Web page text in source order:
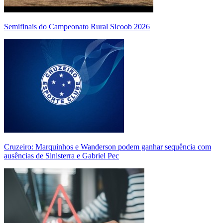
Semifinais do Campeonato Rural Sicoob 2026
Cruzeiro: Marquinhos e Wanderson podem ganhar sequência com
ausências de Sinisterra e Gabriel Pec